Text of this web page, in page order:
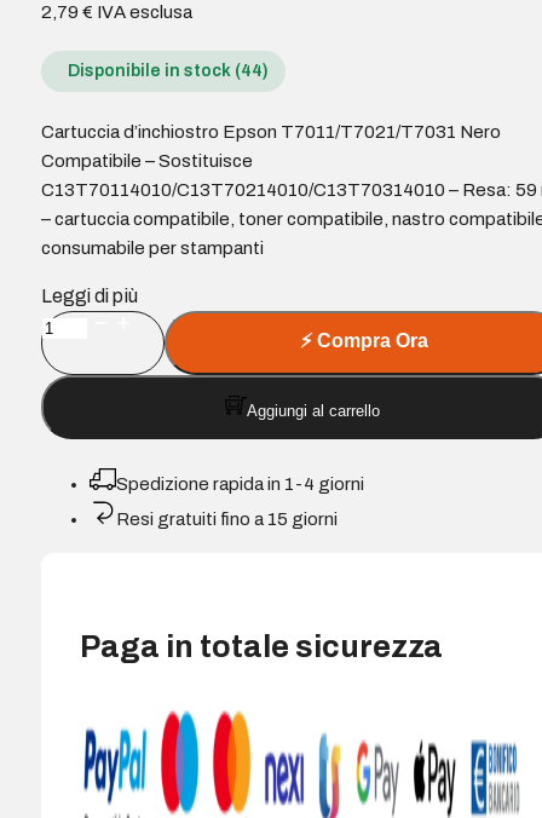
2,79 € IVA esclusa
Disponibile in stock (44)
Cartuccia d’inchiostro Epson T7011/T7021/T7031 Nero
Compatibile – Sostituisce
C13T70114010/C13T70214010/C13T70314010 – Resa: 59
– cartuccia compatibile, toner compatibile, nastro
consumabile per stampanti
Leggi di più
Cartuccia
d'inchiostro
Epson
T7011/T7021/T7031
Nero
Compatibile
Sostituisce
⚡Compra Ora
Aggiungi al carrello
Spedizione rapida in 1-4 giorni
Resi gratuiti fino a 15 giorni
Paga in totale sicurezza